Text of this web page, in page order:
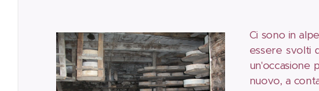
Ci sono in
essere svolti
un'occasione
nuovo, a